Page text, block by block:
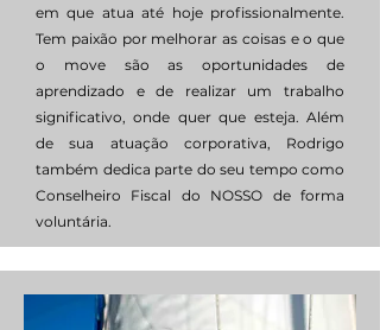
em que atua até hoje profissionalmente.
Tem paixão por melhorar as coisas e o que
o move são as oportunidades de
aprendizado e de realizar um trabalho
significativo, onde quer que esteja. Além
de sua atuação corporativa, Rodrigo
também dedica parte do seu tempo como
Conselheiro Fiscal do NOSSO de forma
voluntária.